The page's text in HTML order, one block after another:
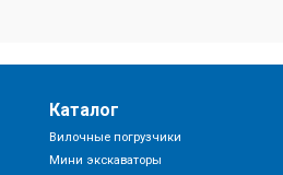
Каталог
Вилочные погрузчики
Мини экскаваторы